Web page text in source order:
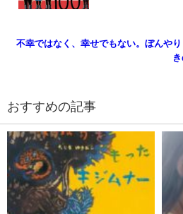
不幸ではなく、幸せでもない。ぼんやり
おすすめの記事